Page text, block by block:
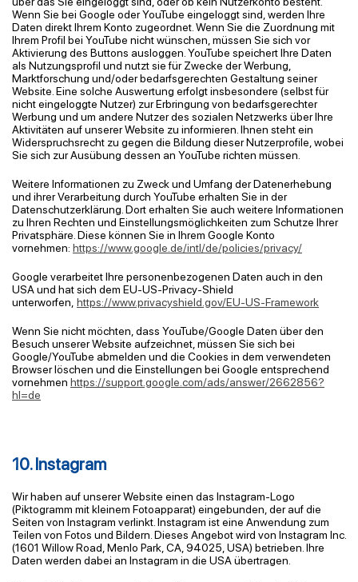
Wenn Sie bei Google oder YouTube eingeloggt sind, werden Ihre
Daten direkt Ihrem Konto zugeordnet. Wenn Sie die Zuordnung mit
Ihrem Profil bei YouTube nicht wünschen, müssen Sie sich vor
Aktivierung des Buttons ausloggen. YouTube speichert Ihre Daten
als Nutzungsprofil und nutzt sie für Zwecke der Werbung,
Marktforschung und/oder bedarfsgerechten Gestaltung seiner
Website. Eine solche Auswertung erfolgt insbesondere (selbst für
nicht eingeloggte Nutzer) zur Erbringung von bedarfsgerechter
Werbung und um andere Nutzer des sozialen Netzwerks über Ihre
Aktivitäten auf unserer Website zu informieren. Ihnen steht ein
Widerspruchsrecht zu gegen die Bildung dieser Nutzerprofile, wobei
Sie sich zur Ausübung dessen an YouTube richten müssen.
Weitere Informationen zu Zweck und Umfang der Datenerhebung
und ihrer Verarbeitung durch YouTube erhalten Sie in der
Datenschutzerklärung. Dort erhalten Sie auch weitere Informationen
zu Ihren Rechten und Einstellungsmöglichkeiten zum Schutze Ihrer
Privatsphäre. Diese können Sie in Ihrem Google Konto
vornehmen: https://www.google.de/intl/de/policies/privacy/
Google verarbeitet Ihre personenbezogenen Daten auch in den
USA und hat sich dem EU-US-Privacy-Shield
unterworfen, https://www.privacyshield.gov/EU-US-Framework
Wenn Sie nicht möchten, dass YouTube/Google Daten über den
Besuch unserer Website aufzeichnet, müssen Sie sich bei
Google/YouTube abmelden und die Cookies in dem verwendeten
Browser löschen und die Einstellungen bei Google entsprechend
vornehmen https://support.google.com/ads/answer/2662856?
hl=de
10. Instagram
Wir haben auf unserer Website einen das Instagram-Logo
(Piktogramm mit kleinem Fotoapparat) eingebunden, der auf die
Seiten von Instagram verlinkt. Instagram ist eine Anwendung zum
Teilen von Fotos und Bildern. Dieses Angebot wird von Instagram Inc.
(1601 Willow Road, Menlo Park, CA, 94025, USA) betrieben. Ihre
Daten werden dabei an Instagram in die USA übertragen.